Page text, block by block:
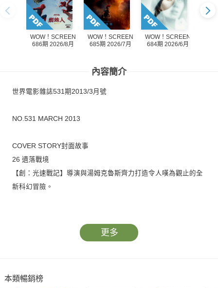
WOW！SCREEN
686期 2026/8月
WOW！SCREEN
685期 2026/7月
WOW！SCREEN
684期 2026/6月
內容簡介
世界電影雜誌531期2013/3月號
NO.531 MARCH 2013
COVER STORY封面故事
26 遺落戰境
【創：光速戰記】導演與湯姆克魯斯齊力打造令人嘆為觀止的全
新科幻冒險。
票房導演余仁泰與台港中三地當紅帥哥男星重新詮釋中國歷史上
SPECIAL REPORT特別報導
更多
本類暢銷榜